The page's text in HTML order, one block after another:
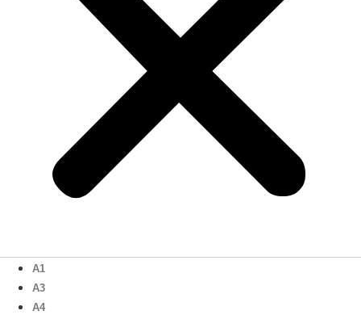
A1
A3
A4